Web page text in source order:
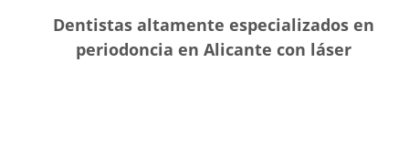
Dentistas altamente especializados en
periodoncia en Alicante con láser